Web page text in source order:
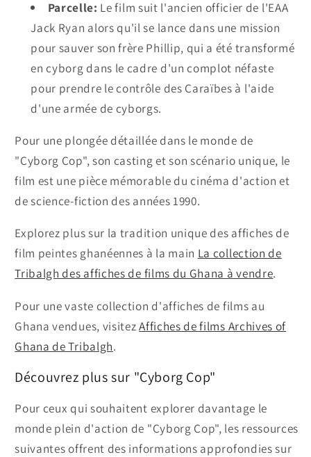
Parcelle: Le film suit l'ancien officier de l'EAA
Jack Ryan alors qu'il se lance dans une mission
pour sauver son frère Phillip, qui a été transformé
en cyborg dans le cadre d'un complot néfaste
pour prendre le contrôle des Caraïbes à l'aide
d'une armée de cyborgs.
Pour une plongée détaillée dans le monde de
"Cyborg Cop", son casting et son scénario unique, le
film est une pièce mémorable du cinéma d'action et
de science-fiction des années 1990.
Explorez plus sur la tradition unique des affiches de
film peintes ghanéennes à la main La collection de
Tribalgh des affiches de films du Ghana à vendre.
Pour une vaste collection d'affiches de films au
Ghana vendues, visitezAffiches de films Archives of
Ghana de Tribalgh.
Découvrez plus sur "Cyborg Cop"
Pour ceux qui souhaitent explorer davantage le
monde plein d'action de "Cyborg Cop", les ressources
suivantes offrent des informations approfondies sur